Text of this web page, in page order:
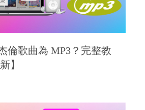
倫歌曲為 MP3？完整教
】